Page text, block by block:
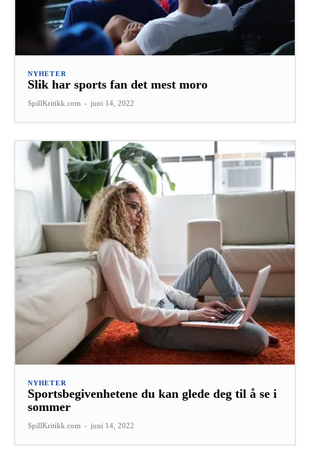
NYHETER
Slik har sports fan det mest moro
SpillKritikk.com - juni 14, 2022
NYHETER
Sportsbegivenhetene du kan glede deg til å se i
sommer
SpillKritikk.com - juni 14, 2022